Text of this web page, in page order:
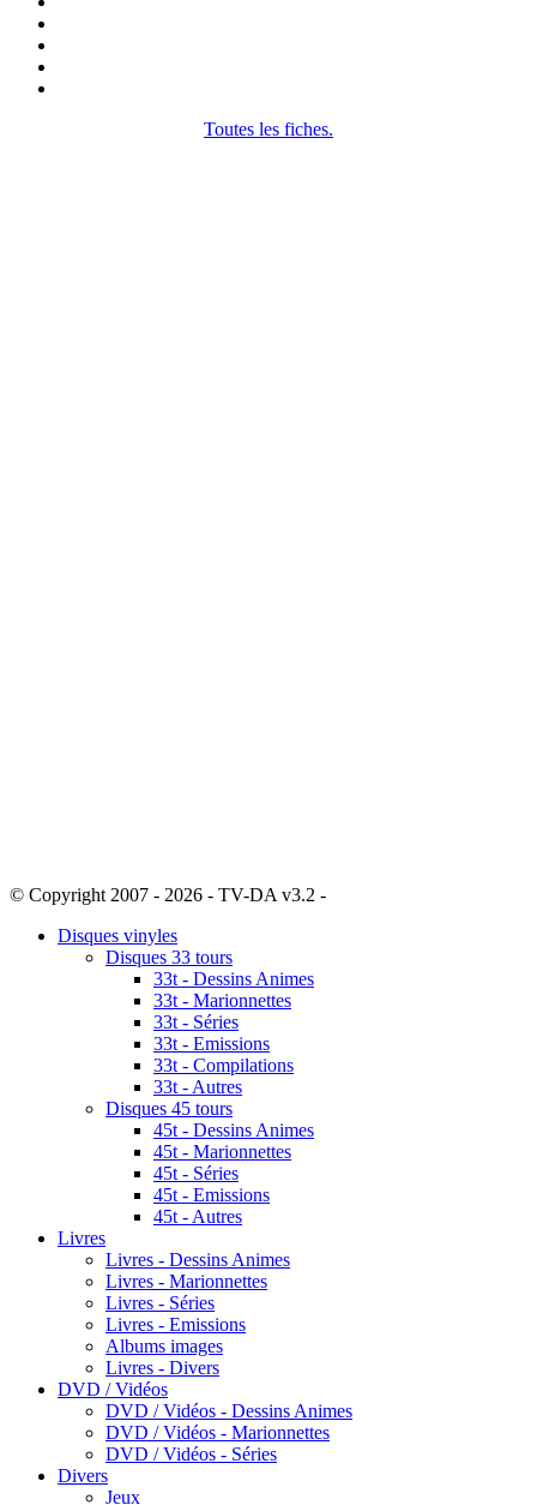
Toutes les fiches.
© Copyright 2007 - 2026 - TV-DA v3.2 -
Disques vinyles
Disques 33 tours
33t - Dessins Animes
33t - Marionnettes
33t - Séries
33t - Emissions
33t - Compilations
33t - Autres
Disques 45 tours
45t - Dessins Animes
45t - Marionnettes
45t - Séries
45t - Emissions
45t - Autres
Livres
Livres - Dessins Animes
Livres - Marionnettes
Livres - Séries
Livres - Emissions
Albums images
Livres - Divers
DVD / Vidéos
DVD / Vidéos - Dessins Animes
DVD / Vidéos - Marionnettes
DVD / Vidéos - Séries
Divers
Jeux